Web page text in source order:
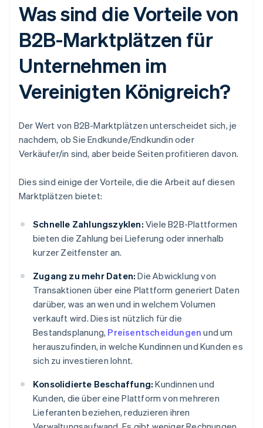
Was sind die Vorteile von
B2B-Marktplätzen für
Unternehmen im
Vereinigten Königreich?
Der Wert von B2B-Marktplätzen unterscheidet sich, je
nachdem, ob Sie Endkunde/Endkundin oder
Verkäufer/in sind, aber beide Seiten profitieren davon.
Dies sind einige der Vorteile, die die Arbeit auf diesen
Marktplätzen bietet:
Schnelle Zahlungszyklen: Viele B2B-Plattformen
bieten die Zahlung bei Lieferung oder innerhalb
kurzer Zeitfenster an.
Zugang zu mehr Daten: Die Abwicklung von
Transaktionen über eine Plattform generiert Daten
darüber, was an wen und in welchem Volumen
verkauft wird. Dies ist nützlich für die
Bestandsplanung, Preisentscheidungen und um
herauszufinden, in welche Kundinnen und Kunden es
sich zu investieren lohnt.
Konsolidierte Beschaffung: Kundinnen und
Kunden, die über eine Plattform von mehreren
Lieferanten beziehen, reduzieren ihren